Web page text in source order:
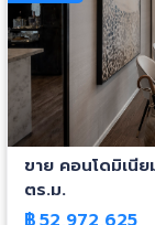
ขาย คอนโดมิเนี
ตร.ม.